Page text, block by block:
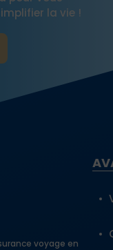
la vie !
voyage en